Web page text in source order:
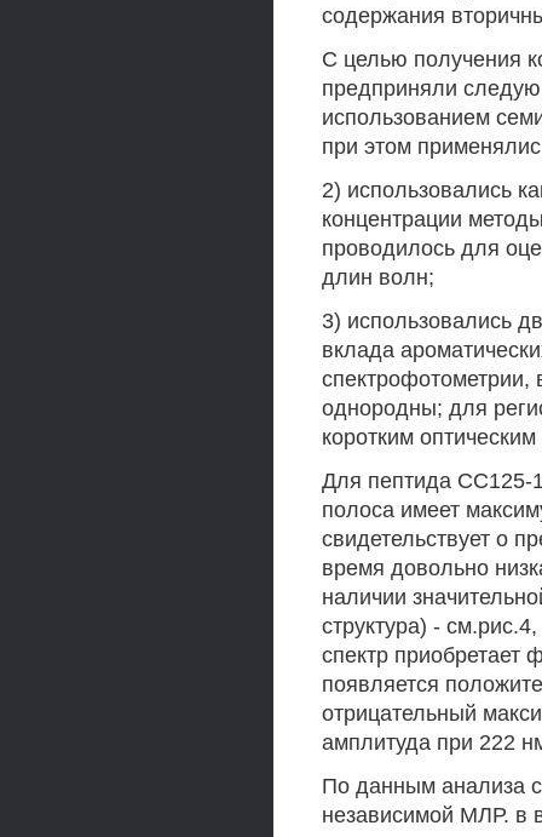
содержания
С целью получения
предприняли
использованием
при этом
2) использовались
концентрации
проводилось для
длин волн;
3) использовались
вклада
спектрофотометрии,
однородны; для
коротким
Для пептида СС125-
полоса имеет
свидетельствует о
время довольно
наличии
структура) -
спектр приобретает
появляется
отрицательный
амплитуда при 222
По данным анализа
независимой МЛР. в